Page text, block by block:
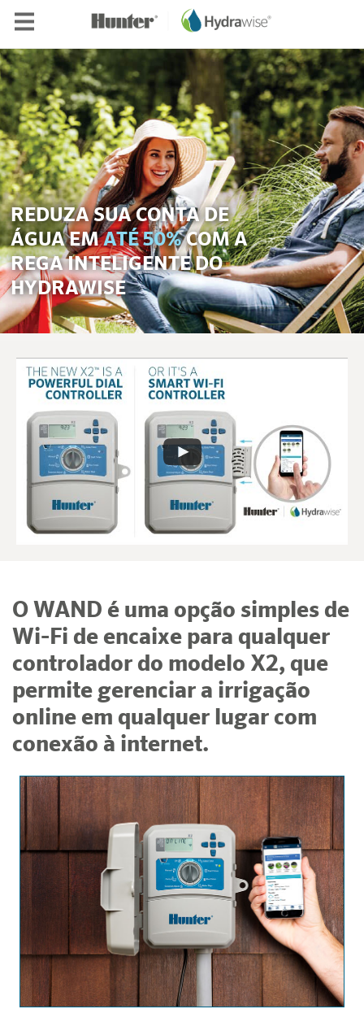
REDUZA SUA CONTA DE
ÁGUA EMATÉ 50%COM A
REGA INTELIGENTE DO
HYDRAWISE
O WAND é uma opção simples de
Wi-Fi de encaixe para qualquer
controlador do modelo X2, que
permite gerenciar a irrigação
online em qualquer lugar com
conexão à internet.